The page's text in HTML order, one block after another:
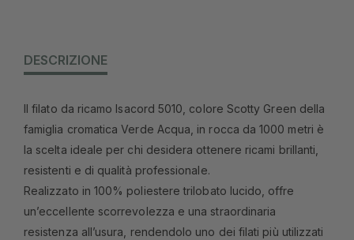
DESCRIZIONE
Il filato da ricamo Isacord 5010, colore Scotty Green della
famiglia cromatica Verde Acqua, in rocca da 1000 metri è
la scelta ideale per chi desidera ottenere ricami brillanti,
resistenti e di qualità professionale.
Realizzato in 100% poliestere trilobato lucido, offre
un’eccellente scorrevolezza e una straordinaria
resistenza all’usura, rendendolo uno dei filati più utilizzati